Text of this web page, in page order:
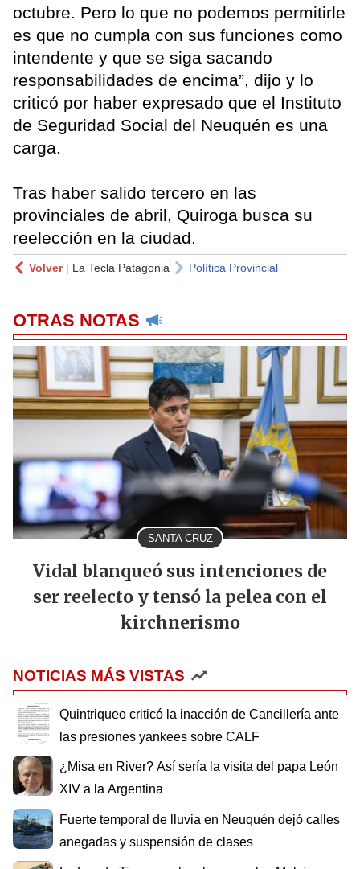
octubre. Pero lo que no podemos permitirle
es que no cumpla con sus funciones como
intendente y que se siga sacando
responsabilidades de encima”, dijo y lo
criticó por haber expresado que el Instituto
de Seguridad Social del Neuquén es una
carga.
Tras haber salido tercero en las
provinciales de abril, Quiroga busca su
reelección en la ciudad.
Volver| La Tecla Patagonia Política Provincial
OTRAS NOTAS
SANTA CRUZ
Vidal blanqueó sus intenciones de
ser reelecto y tensó la pelea con el
kirchnerismo
NOTICIAS MÁS VISTAS
Quintriqueo criticó la inacción de Cancillería ante
las presiones yankees sobre CALF
¿Misa en River? Así sería la visita del papa León
XIV a la Argentina
Fuerte temporal de lluvia en Neuquén dejó calles
anegadas y suspensión de clases